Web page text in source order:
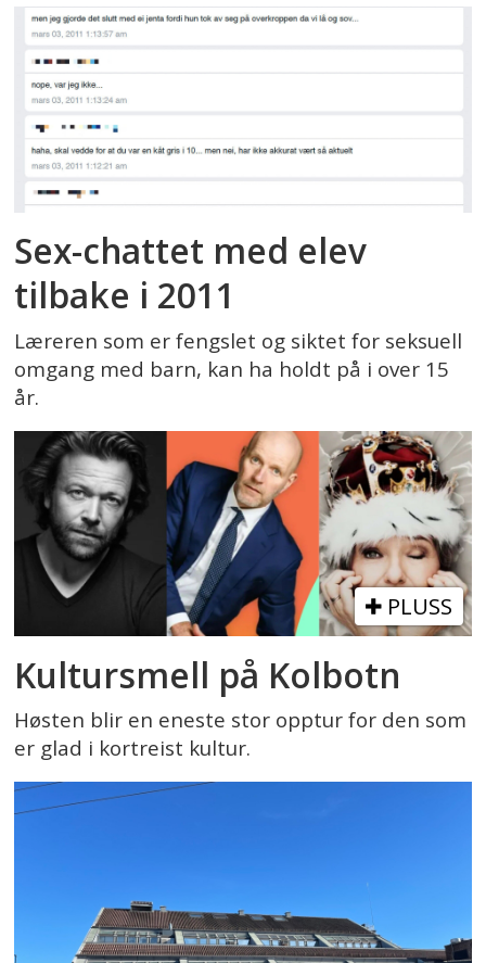
Sex-chattet med elev
tilbake i 2011
Læreren som er fengslet og siktet for seksuell
omgang med barn, kan ha holdt på i over 15
år.
PLUSS
Kultursmell på Kolbotn
Høsten blir en eneste stor opptur for den som
er glad i kortreist kultur.